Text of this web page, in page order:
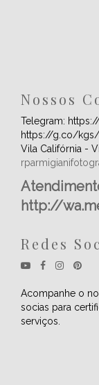
Nossos
Telegram:
https://g.co/
Vila Califórnia -
http://
Redes
Acompanhe o
socias para
serviços.